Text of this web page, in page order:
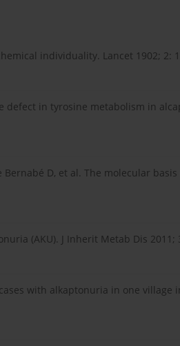
individuality. Lancet 1902; 2:
defect in tyrosine metabolism in
Bernabé D, et al. The molecular
(AKU). J Inherit Metab Dis 2011;
with alkaptonuria in one village